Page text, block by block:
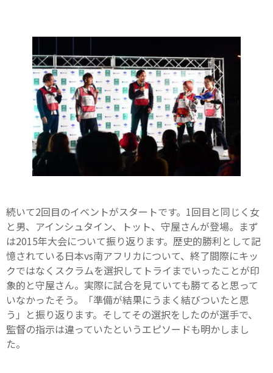
続いて2回目のイベントがスタートです。1回目と同じく女
と男、アインシュタイン、トット、守屋さんが登場。まず
は2015年大会について振り返ります。歴史的勝利として記
憶されている日本vs南アフリカについて、終了間際にキッ
クではなくスクラムを選択してトライまでいったことが印
象的と守屋さん。実際に試合を見ていても勝てると思って
いなかったそう。「準備が結果にうまく結びついたと思
う」と振り返ります。そしてその選択をしたのが選手で、
監督の指示は違っていたというエピソードも明かしまし
た。